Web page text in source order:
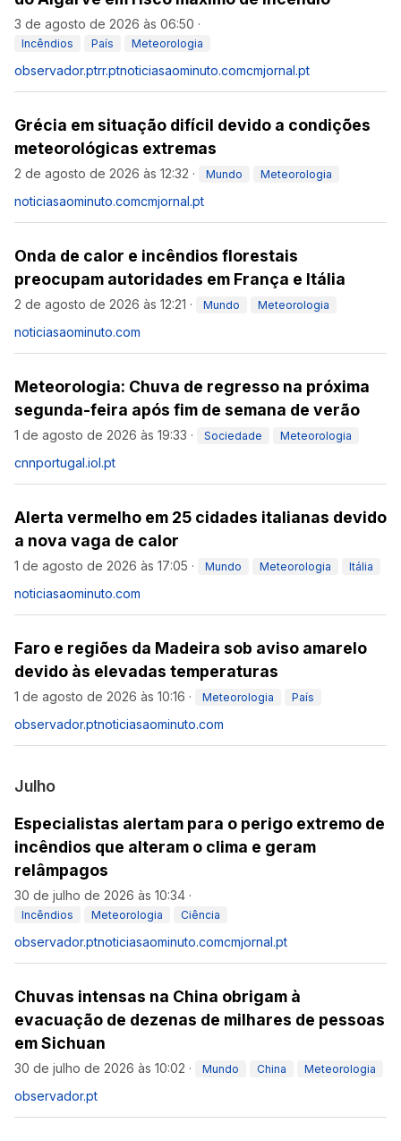
3 de agosto de 2026 às 06:50 ·
Incêndios País Meteorologia
observador.ptrr.ptnoticiasaominuto.comcmjornal.pt
Grécia em situação difícil devido a condições
meteorológicas extremas
2 de agosto de 2026 às 12:32 · Mundo Meteorologia
noticiasaominuto.comcmjornal.pt
Onda de calor e incêndios florestais
preocupam autoridades em França e Itália
2 de agosto de 2026 às 12:21 · Mundo Meteorologia
noticiasaominuto.com
Meteorologia: Chuva de regresso na próxima
segunda-feira após fim de semana de verão
1 de agosto de 2026 às 19:33 · Sociedade Meteorologia
cnnportugal.iol.pt
Alerta vermelho em 25 cidades italianas devido
a nova vaga de calor
1 de agosto de 2026 às 17:05 · Mundo Meteorologia Itália
noticiasaominuto.com
Faro e regiões da Madeira sob aviso amarelo
devido às elevadas temperaturas
1 de agosto de 2026 às 10:16 · Meteorologia País
observador.ptnoticiasaominuto.com
Julho
Especialistas alertam para o perigo extremo de
incêndios que alteram o clima e geram
relâmpagos
30 de julho de 2026 às 10:34 ·
Incêndios Meteorologia Ciência
observador.ptnoticiasaominuto.comcmjornal.pt
Chuvas intensas na China obrigam à
evacuação de dezenas de milhares de pessoas
em Sichuan
30 de julho de 2026 às 10:02 · Mundo China Meteorologia
observador.pt